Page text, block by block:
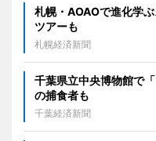
札幌・AOAOで進化学
ツアーも
札幌経済新聞
千葉県立中央博物館で
の捕食者も
千葉経済新聞